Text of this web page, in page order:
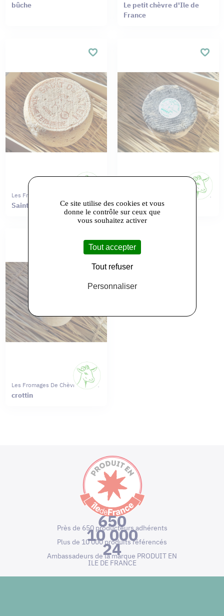
bûche
Le petit chèvre d'Ile de
France
Les Fromages De Chèvres Moret
Saint Donatien
Les Fromages De Chèvres Moret
tomette
Les Fromages De Chèvres Moret
crottin
650
Près de 650 producteurs adhérents
10 000
Plus de 10 000 produits référencés
24
Ambassadeurs de la marque PRODUIT EN
ILE DE FRANCE
Ce site utilise des cookies et vous
donne le contrôle sur ceux que
vous souhaitez activer
Tout accepter
Tout refuser
Personnaliser